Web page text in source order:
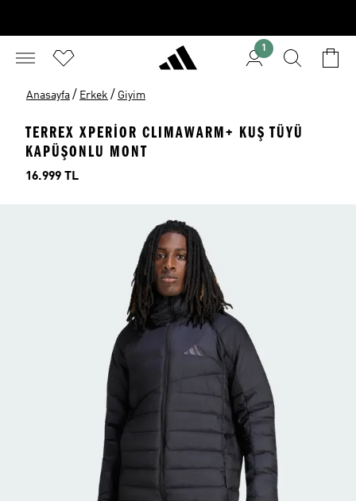
1
Anasayfa / Erkek / Giyim
TERREX XPERIOR CLIMAWARM+ KUŞ TÜYÜ
KAPÜŞONLU MONT
Fiyat
16.999 TL